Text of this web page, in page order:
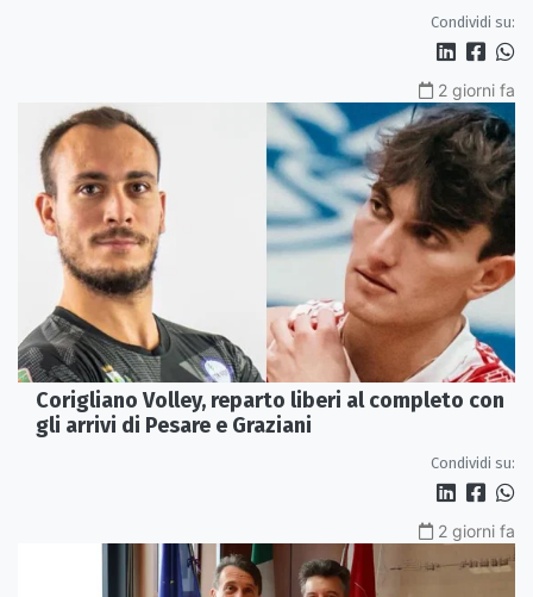
Condividi su:
2 giorni fa
Corigliano Volley, reparto liberi al completo con
gli arrivi di Pesare e Graziani
Condividi su:
2 giorni fa